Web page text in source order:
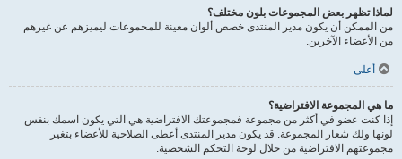
لماذا تظهر بعض المجموعات بلون مختلف؟
من الممكن أن يكون مدير المنتدى خصص ألوان معينة للمجموعات ليميزهم عن غيرهم
من الأعضاء الآخرين.
أعلى
ما هي المجموعة الافتراضية؟
إذا كنت عضو في أكثر من مجموعة فمجموعتك الافتراضية هي التي يكون اسمك بنفس
لونها ولك شعار المجموعة. قد يكون مدير المنتدى أعطى الصلاحية للأعضاء بتغير
مجموعتهم الافتراضية من خلال لوحة التحكم الشخصية.